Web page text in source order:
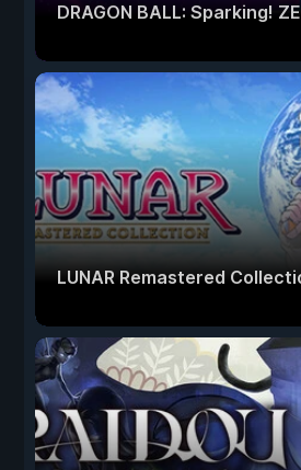
DRAGON BALL: Sparking!
LUNAR Remastered